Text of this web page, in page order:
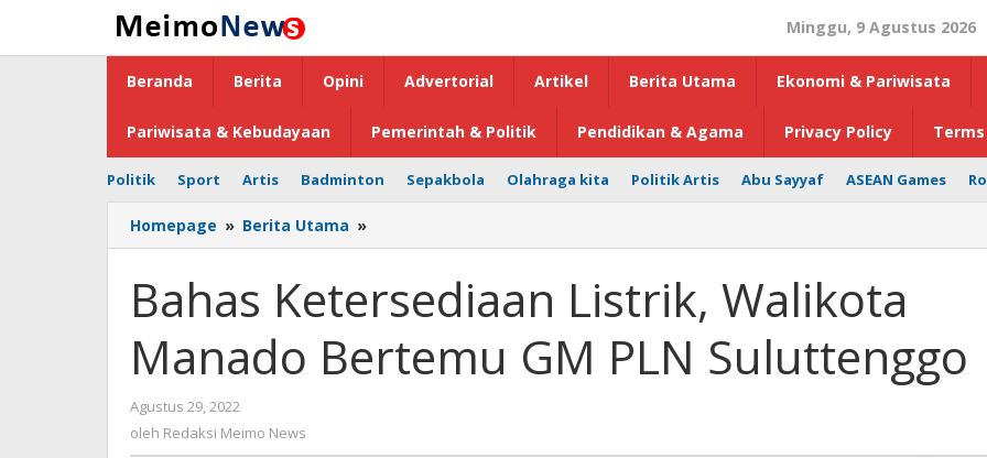
konten
Minggu, 9 Agustus 2026
Beranda Berita Opini Advertorial Artikel Berita Utama Ekonomi & Pariwisata
Pariwisata & Kebudayaan Pemerintah & Politik Pendidikan & Agama Privacy Policy
Politik Sport Artis Badminton Sepakbola Olahraga kita Politik Artis Abu Sayyaf ASEAN Games
Homepage » Berita Utama »
Ketersediaan
Walikota
Manado
Bertemu
GM
Bahas Ketersediaan Listrik, Walikota
Manado Bertemu GM PLN Suluttenggo
Agustus 29, 2022
Redaksi
oleh Redaksi Meimo News